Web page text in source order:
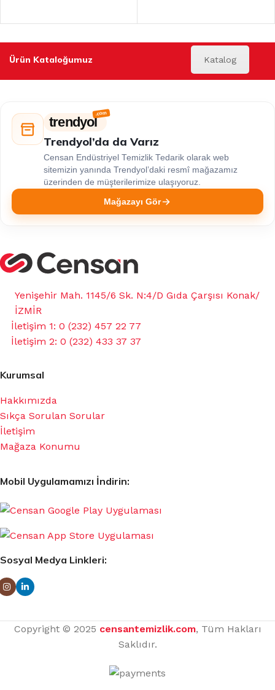
Ürün Kataloğumuz Katalog
trendyol
Trendyol’da da Varız
Censan Endüstriyel Temizlik Tedarik olarak web
sitemizin yanında Trendyol’daki resmî mağazamız
üzerinden de müşterilerimize ulaşıyoruz.
Mağazayı Gör
Yenişehir Mah. 1145/6 Sk. N:4/D Gıda Çarşısı Konak/
İZMİR
İletişim 1: 0 (232) 457 22 77
İletişim 2: 0 (232) 433 37 37
Kurumsal
Hakkımızda
Sıkça Sorulan Sorular
İletişim
Mağaza Konumu
Mobil Uygulamamızı İndirin:
Sosyal Medya Linkleri:
Copyright © 2025 censantemizlik.com, Tüm Hakları
Saklıdır.